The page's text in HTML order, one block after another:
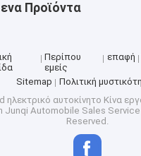
Προϊόντα
Περίπου
εμείς
επαφή
Sitemap
Πολιτική
ηλεκτρικό αυτοκίνητο Κίνα
Junqi Automobile Sales
Reserved.